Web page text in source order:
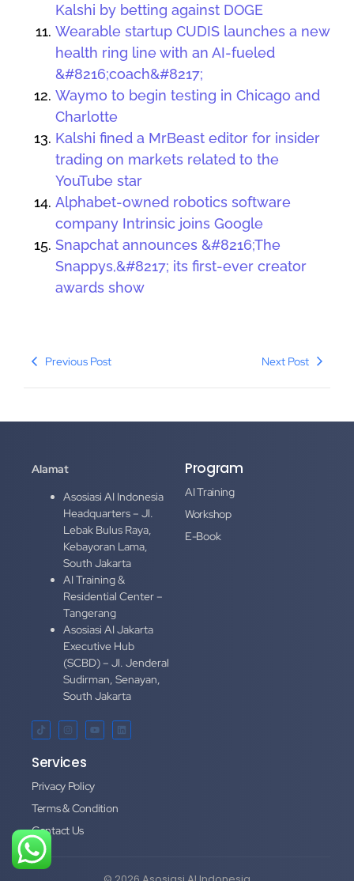
Kalshi by betting against DOGE
Wearable startup CUDIS launches a new
health ring line with an AI-fueled
&#8216;coach&#8217;
Waymo to begin testing in Chicago and
Charlotte
Kalshi fined a MrBeast editor for insider
trading on markets related to the
YouTube star
Alphabet-owned robotics software
company Intrinsic joins Google
Snapchat announces &#8216;The
Snappys,&#8217; its first-ever creator
awards show
Previous Post Next Post
Alamat
Asosiasi AI Indonesia
Headquarters – Jl.
Lebak Bulus Raya,
Kebayoran Lama,
South Jakarta
AI Training &
Residential Center –
Tangerang
Asosiasi AI Jakarta
Executive Hub
(SCBD) – Jl. Jenderal
Sudirman, Senayan,
South Jakarta
Program
AI Training
Workshop
E-Book
Services
Privacy Policy
Terms & Condition
Contact Us